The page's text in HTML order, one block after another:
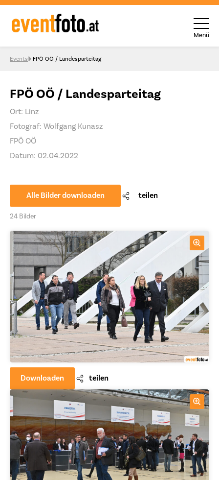
Skip to content
Menü
Events FPÖ OÖ / Landesparteitag
FPÖ OÖ / Landesparteitag
Ort: Linz
Fotograf: Wolfgang Kunasz
FPÖ OÖ
Datum: 02.04.2022
Alle Bilder downloaden teilen
24 Bilder
Downloaden teilen